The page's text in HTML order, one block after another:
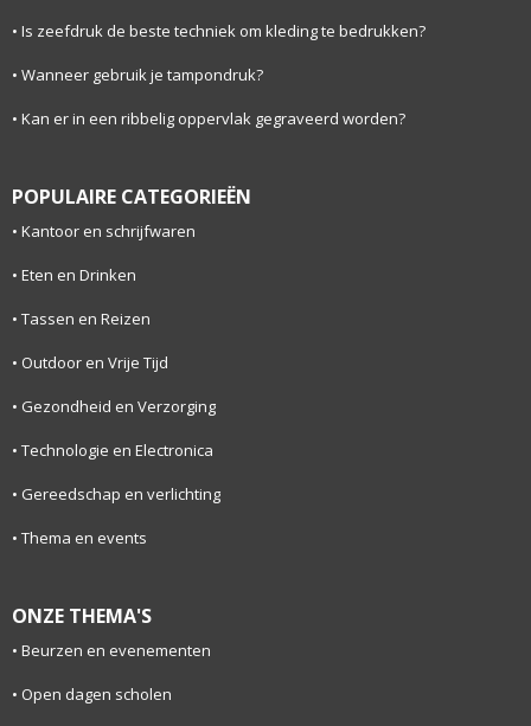
Is zeefdruk de beste techniek om kleding te bedrukken?
Wanneer gebruik je tampondruk?
Kan er in een ribbelig oppervlak gegraveerd worden?
POPULAIRE CATEGORIEËN
Kantoor en schrijfwaren
Eten en Drinken
Tassen en Reizen
Outdoor en Vrije Tijd
Gezondheid en Verzorging
Technologie en Electronica
Gereedschap en verlichting
Thema en events
ONZE THEMA'S
Beurzen en evenementen
Open dagen scholen